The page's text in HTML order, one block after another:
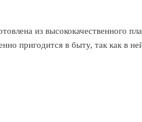
из высококачественного
пригодится в быту, так как в